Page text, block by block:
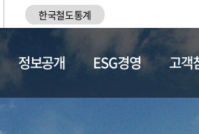
한국철도통계
정보공개 ESG경영 고객